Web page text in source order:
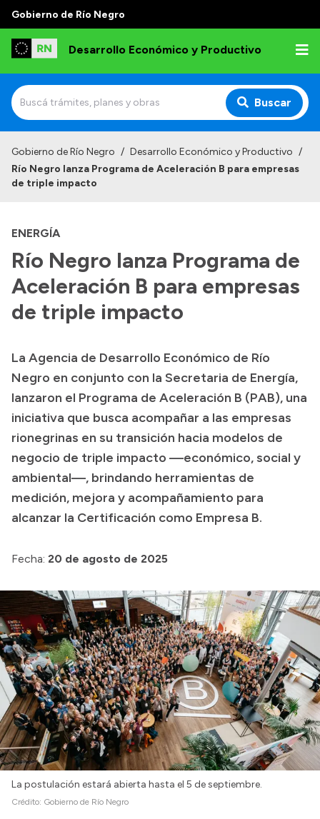
Gobierno de Río Negro
Desarrollo Económico y Productivo
Buscar
Institucional
Autoridades
Delegaciones
Normativa
Presupuesto
Boletín Oficial
Compras y licitaciones
Consulta de expedientes
Consulta de pago a proveedores
Convocatorias
Gobierno de Río Negro / Desarrollo Económico y Productivo /
Río Negro lanza Programa de Aceleración B para empresas
de triple impacto
ENERGÍA
Río Negro lanza Programa de
Aceleración B para empresas
de triple impacto
La Agencia de Desarrollo Económico de Río
Negro en conjunto con la Secretaria de Energía,
lanzaron el Programa de Aceleración B (PAB), una
iniciativa que busca acompañar a las empresas
rionegrinas en su transición hacia modelos de
negocio de triple impacto —económico, social y
ambiental—, brindando herramientas de
medición, mejora y acompañamiento para
alcanzar la Certificación como Empresa B.
Fecha: 20 de agosto de 2025
La postulación estará abierta hasta el 5 de septiembre.
Crédito: Gobierno de Río Negro